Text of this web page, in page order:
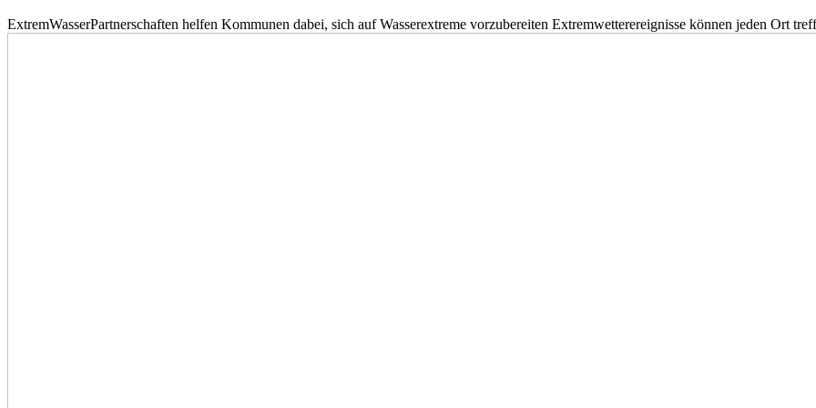
ExtremWasserPartnerschaften helfen Kommunen dabei, sich auf Wasserextreme vorzubereiten Extremwetterereignisse können jeden Ort